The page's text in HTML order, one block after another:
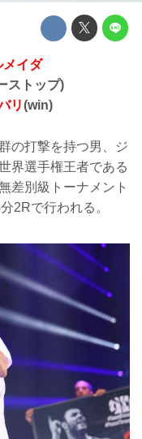
メイダ
ストップ)
リ(win)
の打撃を持つ男、ジ
界選手権王者である
差別級トーナメント
2Rで行われる。